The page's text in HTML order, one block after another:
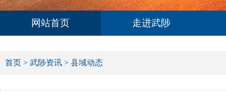
网站首页 走进武陟
首页 > 武陟资讯 > 县域动态